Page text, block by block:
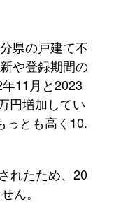
県の戸建て不
や登録期間の
11月と2023
円増加してい
っとも高く10.
れたため、20
ん。